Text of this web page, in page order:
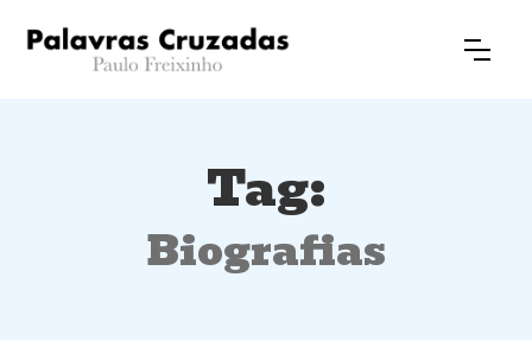
Tag:
Biografias